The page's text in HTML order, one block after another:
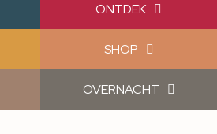
ONTDEK
SHOP
OVERNACHT